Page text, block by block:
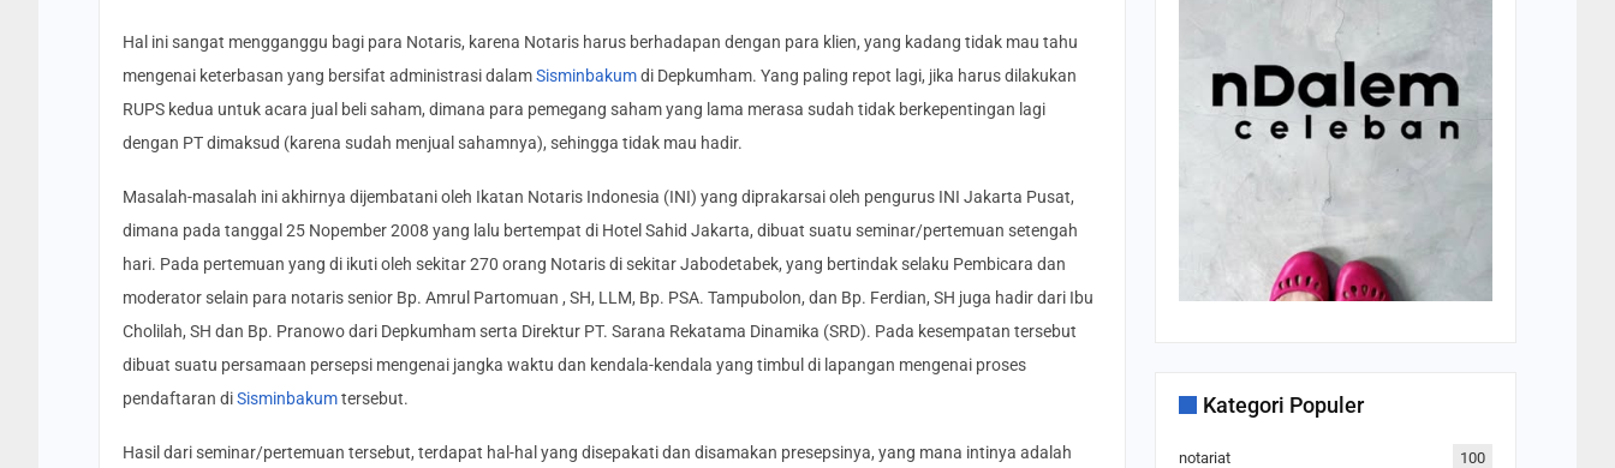
Hal ini sangat mengganggu bagi para Notaris, karena Notaris harus berhadapan dengan para klien, yang kadang tidak mau tahu
mengenai keterbasan yang bersifat administrasi dalamSisminbakumdi Depkumham. Yang paling repot lagi, jika harus dilakukan
RUPS kedua untuk acara jual beli saham, dimana para pemegang saham yang lama merasa sudah tidak berkepentingan lagi
dengan PT dimaksud (karena sudah menjual sahamnya), sehingga tidak mau hadir.
Masalah-masalah ini akhirnya dijembatani oleh Ikatan Notaris Indonesia (INI) yang diprakarsai oleh pengurus INI Jakarta Pusat,
dimana pada tanggal 25 Nopember 2008 yang lalu bertempat di Hotel Sahid Jakarta, dibuat suatu seminar/pertemuan setengah
hari. Pada pertemuan yang di ikuti oleh sekitar 270 orang Notaris di sekitar Jabodetabek, yang bertindak selaku Pembicara dan
moderator selain para notaris senior Bp. Amrul Partomuan , SH, LLM, Bp. PSA. Tampubolon, dan Bp. Ferdian, SH juga hadir dari Ibu
Cholilah, SH dan Bp. Pranowo dari Depkumham serta Direktur PT. Sarana Rekatama Dinamika (SRD). Pada kesempatan tersebut
dibuat suatu persamaan persepsi mengenai jangka waktu dan kendala-kendala yang timbul di lapangan mengenai proses
pendaftaran diSisminbakumtersebut.
Hasil dari seminar/pertemuan tersebut, terdapat hal-hal yang disepakati dan disamakan presepsinya, yang mana intinya adalah
Kategori Populer
notariat 100